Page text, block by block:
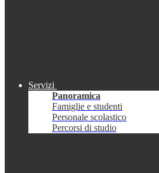
Servizi
Panoramica
Famiglie e studenti
Personale scolastico
Percorsi di studio